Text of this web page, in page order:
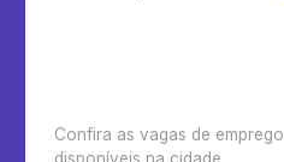
Confira as vagas de emprego
disponíveis na cidade